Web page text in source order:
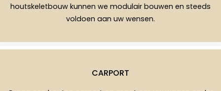
houtskeletbouw kunnen we modulair bouwen en steeds
voldoen aan uw wensen.
CARPORT